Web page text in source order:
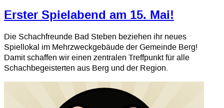
Erster Spielabend am 15. Mai!
Die Schachfreunde Bad Steben beziehen ihr neues
Spiellokal im Mehrzweckgebäude der Gemeinde Berg!
Damit schaffen wir einen zentralen Treffpunkt für alle
Schachbegeisterten aus Berg und der Region.